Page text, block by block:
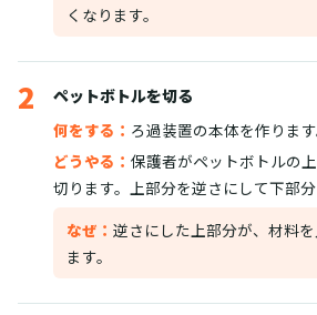
くなります。
2
ペットボトルを切る
何をする： ろ過装置の本体を作ります
どうやる： 保護者がペットボトルの
切ります。上部分を逆さにして下部分
なぜ： 逆さにした上部分が、材料
ます。